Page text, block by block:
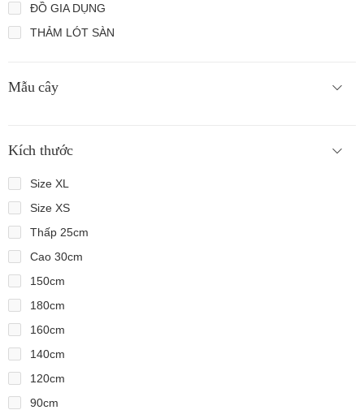
ĐỒ GIA DỤNG
THẢM LÓT SÀN
Mẫu cây
Kích thước
Size XL
Size XS
Thấp 25cm
Cao 30cm
150cm
180cm
160cm
140cm
120cm
90cm